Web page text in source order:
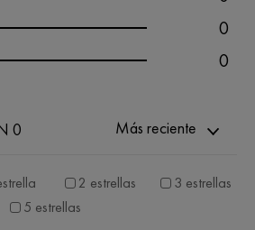
0
0
0 Más reciente
2 estrellas
3 estrellas
5 estrellas